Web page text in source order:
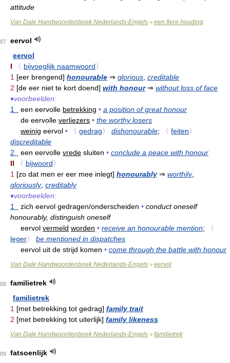
attitude
Van Dale Handwoordenboek Nederlands-Engels > een fiere houding
87
eervol
eervol
I
〈 bijvoeglijk naamwoord〉
1 [eer brengend] honourable ⇒ glorious creditable
2 [de eer niet te kort doend] with honour⇒ without loss of face
♦voorbeelden:
1
een eervolle betrekking • a position of great honour
de eervolle verliezers • the worthy losers
weinig eervol • 〈 gedrag〉 dishonourable; 〈 feiten〉
discreditable
2
een eervolle vrede sluiten • conclude a peace with honour
II
〈 bijwoord〉
1 [zo dat men er eer mee inlegt] honourably⇒ worthily,
gloriously, creditably
♦voorbeelden:
1
zich eervol gedragen/onderscheiden • conduct oneself
honourably, distinguish oneself
eervol vermeld worden • receive an honourable mention;
〈
leger〉
be mentioned in dispatches
eervol uit de strijd komen • come through the battle with honour
Van Dale Handwoordenboek Nederlands-Engels > eervol
88
familietrek
familietrek
1 [met betrekking tot gedrag] family trait
2 [met betrekking tot uiterlijk] family likeness
Van Dale Handwoordenboek Nederlands-Engels > familietrek
89
fatsoenlijk